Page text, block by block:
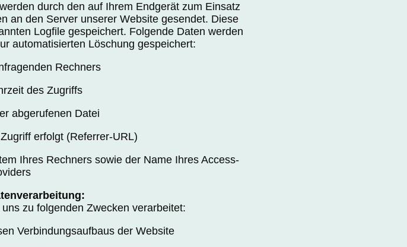
durch den auf Ihrem Endgerät zum Einsatz
an den Server unserer Website gesendet. Diese
Logfile gespeichert. Folgende Daten werden
automatisierten Löschung gespeichert:
Rechners
des Zugriffs
abgerufenen Datei
erfolgt (Referrer-URL)
Ihres Rechners sowie der Name Ihres Access-
zu folgenden Zwecken verarbeitet:
Verbindungsaufbaus der Website